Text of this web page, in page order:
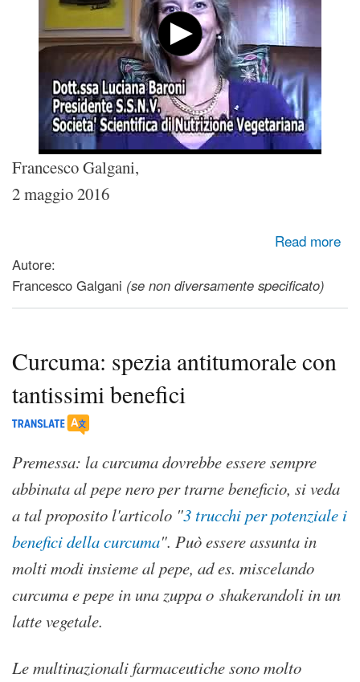
Francesco Galgani,
2 maggio 2016
Read more
about Il mito delle proteine: quelle dei vegetali (cereali e
Autore:
Francesco Galgani (se non diversamente specificato)
Curcuma: spezia antitumorale con
tantissimi benefici
Premessa: la curcuma dovrebbe essere sempre
abbinata al pepe nero per trarne beneficio, si veda
a tal proposito l'articolo "3 trucchi per potenziale i
benefici della curcuma". Può essere assunta in
molti modi insieme al pepe, ad es. miscelando
curcuma e pepe in una zuppa o shakerandoli in un
latte vegetale.
Le multinazionali farmaceutiche sono molto